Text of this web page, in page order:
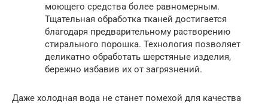
моющего средства более равномерным.
Тщательная обработка тканей достигается
благодаря предварительному растворению
стирального порошка. Технология позволяет
деликатно обработать шерстяные изделия,
бережно избавив их от загрязнений.
Даже холодная вода не станет помехой для качества